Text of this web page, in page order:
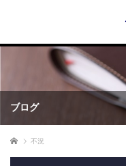
ブログ
ホーム 不況